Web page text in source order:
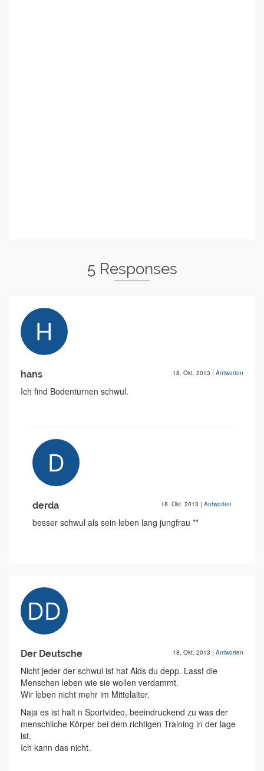
5 Responses
hans 18. Okt. 2013 | Antworten
Ich find Bodenturnen schwul.
derda 18. Okt. 2013 | Antworten
besser schwul als sein leben lang jungfrau **
Der Deutsche 18. Okt. 2013 | Antworten
Nicht jeder der schwul ist hat Aids du depp. Lasst die
Menschen leben wie sie wollen verdammt.
Wir leben nicht mehr im Mittelalter.
Naja es ist halt n Sportvideo, beeindruckend zu was der
menschliche Körper bei dem richtigen Training in der lage
ist.
Ich kann das nicht.